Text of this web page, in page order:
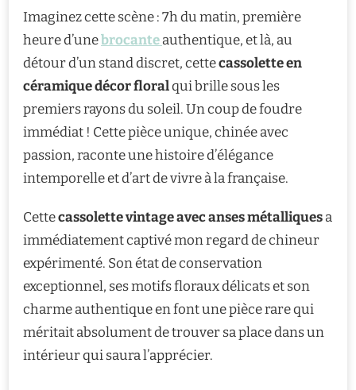
Imaginez cette scène : 7h du matin, première
heure d’unebrocanteauthentique, et là, au
détour d’un stand discret, cettecassolette en
céramique décor floralqui brille sous les
premiers rayons du soleil. Un coup de foudre
immédiat ! Cette pièce unique, chinée avec
passion, raconte une histoire d’élégance
intemporelle et d’art de vivre à la française.
Cettecassolette vintage avec anses métalliquesa
immédiatement captivé mon regard de chineur
expérimenté. Son état de conservation
exceptionnel, ses motifs floraux délicats et son
charme authentique en font une pièce rare qui
méritait absolument de trouver sa place dans un
intérieur qui saura l’apprécier.